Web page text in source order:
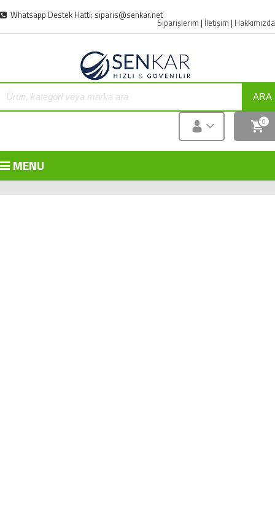
Whatsapp Destek Hattı: siparis@senkar.net
Siparişlerim | İletişim | Hakkımızda
ARA
0
MENU